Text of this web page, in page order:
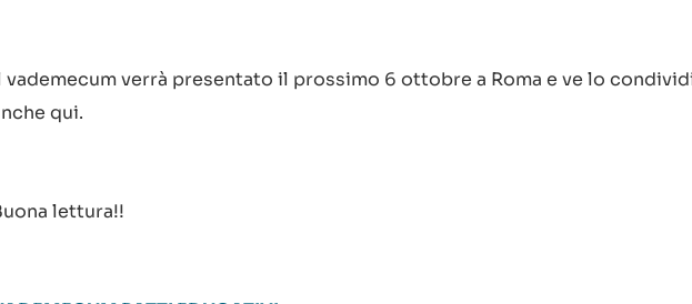
vademecum verrà presentato il prossimo 6 ottobre a Roma e ve lo
qui.
lettura!!